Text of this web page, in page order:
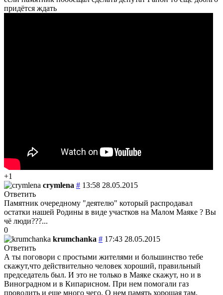
придётся ждать
+1
crymlena # 13:58 28.05.2015
Ответить
Памятник очередному "деятелю" который распродавал
остатки нашей Родины в виде участков на Малом Маяке ? Вы
чё люди???...
0
krumchanka # 17:43 28.05.2015
Ответить
А ты поговори с простыми жителями и большинство тебе
скажут,что действительно человек хороший, правильный
председатель был. И это не только в Маяке скажут, но и в
Виноградном и в Кипарисном. При нем помогали газ
проводить и еще много чего. О нем память хорошая там.